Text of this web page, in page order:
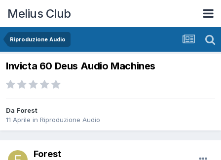
Melius Club
Riproduzione Audio
Invicta 60 Deus Audio Machines
Da Forest
11 Aprile in Riproduzione Audio
Forest